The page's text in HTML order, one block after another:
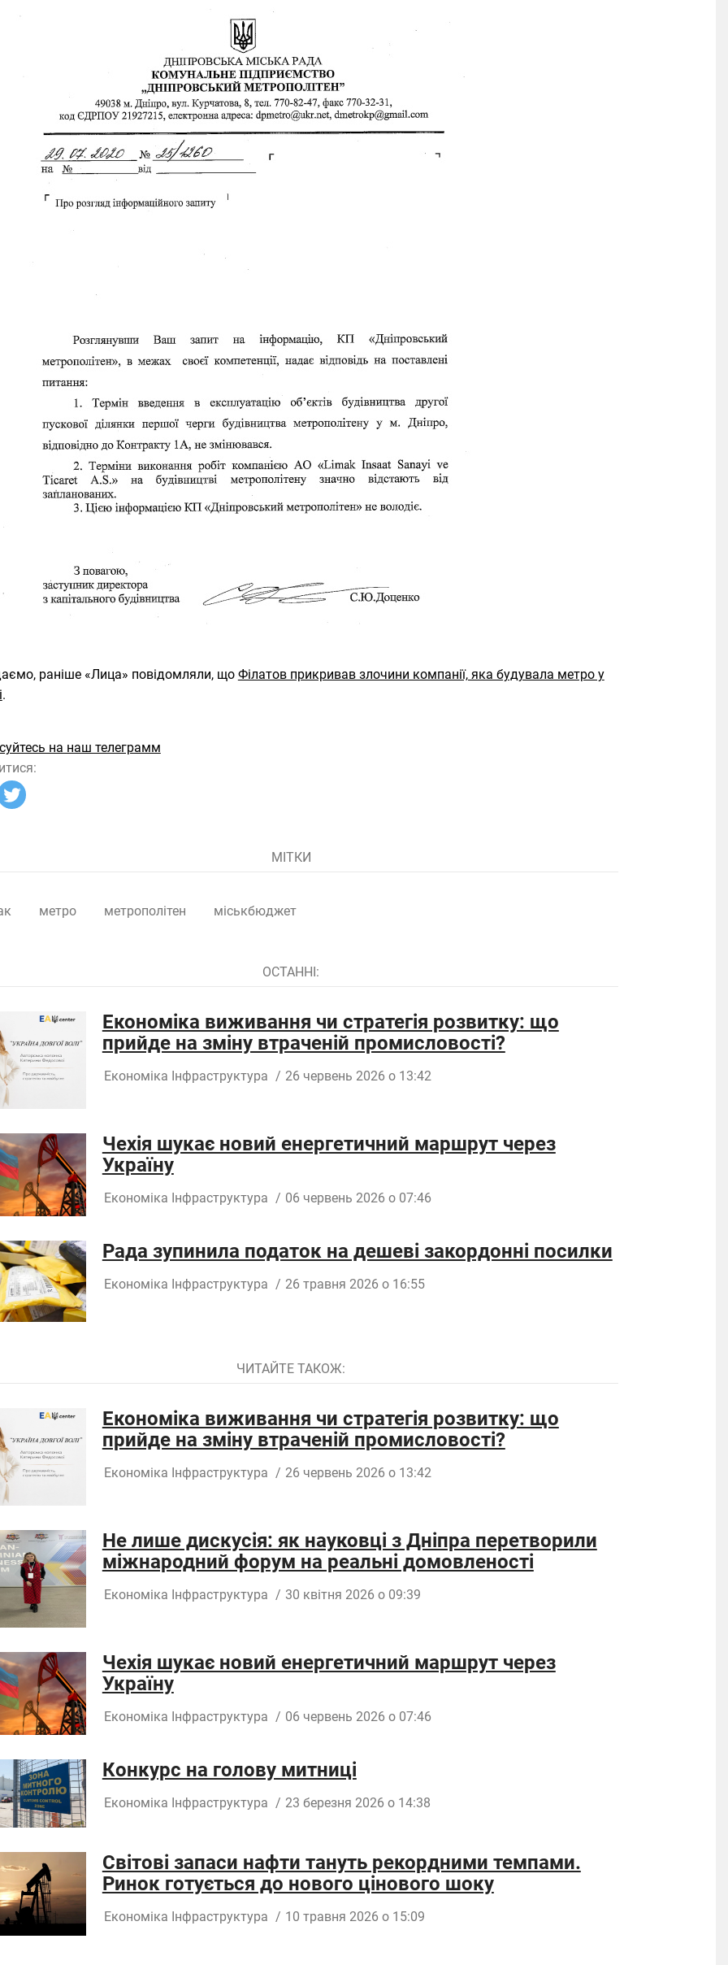
раніше «Лица» повідомляли, що Філатов прикривав злочини компанії, яка будувала метро у
.
на наш телеграмм
МІТКИ
метро метрополітен міськбюджет
ОСТАННІ:
Економіка виживання чи стратегія розвитку: що
прийде на зміну втраченій промисловості?
Економіка Інфраструктура / 26 червень 2026 о 13:42
Чехія шукає новий енергетичний маршрут через
Україну
Економіка Інфраструктура / 06 червень 2026 о 07:46
Рада зупинила податок на дешеві закордонні посилки
Економіка Інфраструктура / 26 травня 2026 о 16:55
ЧИТАЙТЕ ТАКОЖ:
Економіка виживання чи стратегія розвитку: що
прийде на зміну втраченій промисловості?
Економіка Інфраструктура / 26 червень 2026 о 13:42
Не лише дискусія: як науковці з Дніпра перетворили
міжнародний форум на реальні домовленості
Економіка Інфраструктура / 30 квітня 2026 о 09:39
Чехія шукає новий енергетичний маршрут через
Україну
Економіка Інфраструктура / 06 червень 2026 о 07:46
Конкурс на голову митниці
Економіка Інфраструктура / 23 березня 2026 о 14:38
Світові запаси нафти тануть рекордними темпами.
Ринок готується до нового цінового шоку
Економіка Інфраструктура / 10 травня 2026 о 15:09